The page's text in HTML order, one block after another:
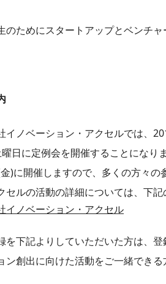
のためにスタートアップとベンチャ
イノベーション・アクセルでは、
日に定例会を開催することにな
)に開催しますので、多くの方々
セルの活動の詳細については、下記
イノベーション・アクセル
を下記よりしていただいた方は、
ン創出に向けた活動をご一緒できる